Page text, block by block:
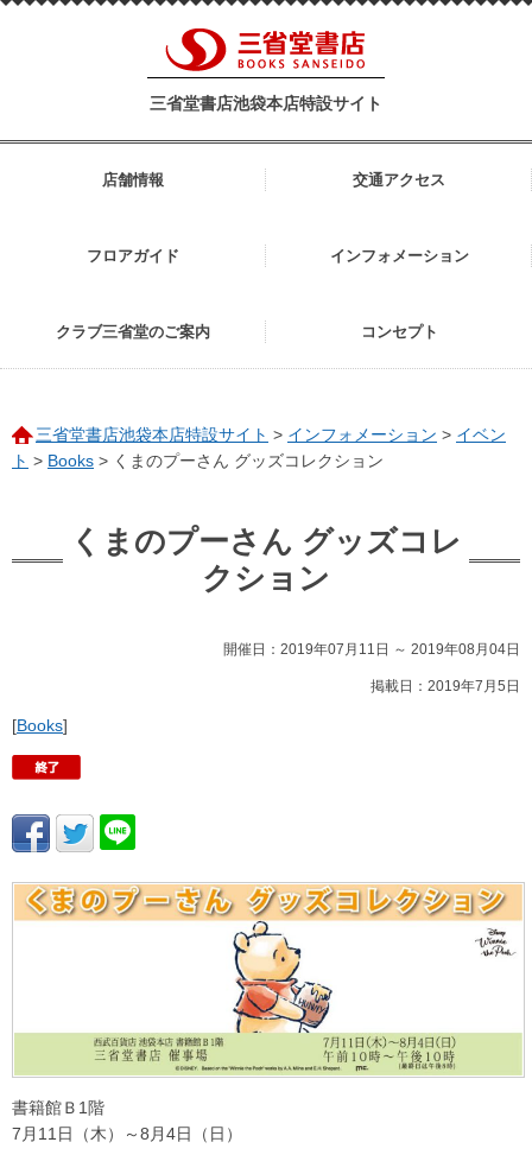
三省堂書店池袋本店特設サイト
店舗情報 交通アクセス
フロアガイド インフォメーション
クラブ三省堂のご案内 コンセプト
三省堂書店池袋本店特設サイト > インフォメーション > イベン
ト > Books > くまのプーさん グッズコレクション
くまのプーさん グッズコレ
クション
開催日：2019年07月11日 ～ 2019年08月04日
掲載日：2019年7月5日
[Books]
書籍館Ｂ1階
7月11日（木）～8月4日（日）